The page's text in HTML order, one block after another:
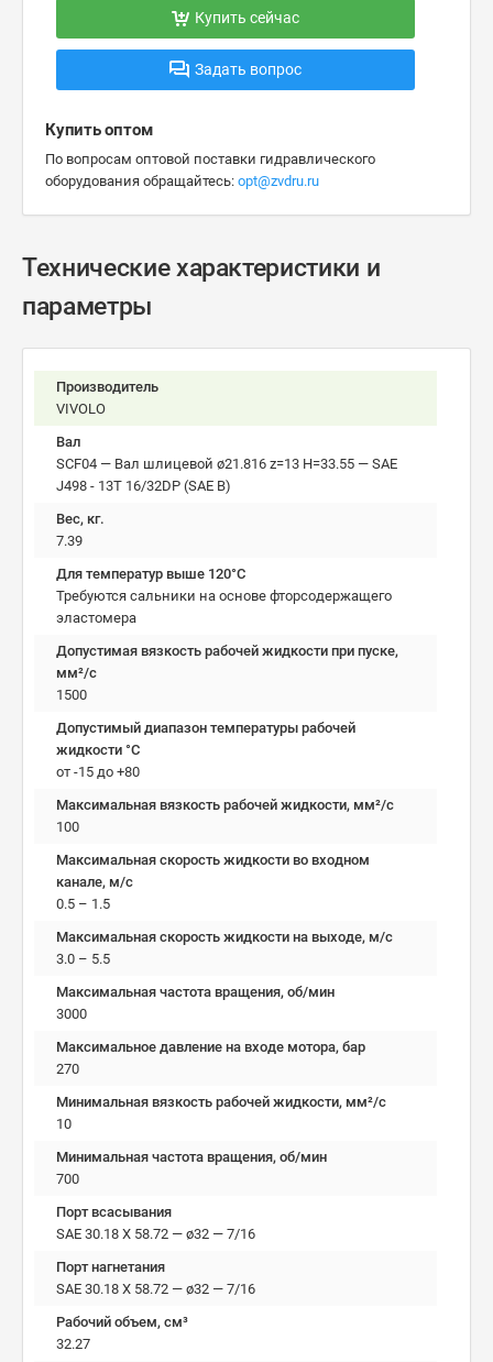
Купить сейчас
Задать вопрос
Купить оптом
По вопросам оптовой поставки гидравлического
оборудования обращайтесь: opt@zvdru.ru
Технические характеристики и
параметры
Производитель
VIVOLO
Вал
SCF04 — Вал шлицевой ø21.816 z=13 H=33.55 — SAE
J498 - 13T 16/32DP (SAE B)
Вес, кг.
7.39
Для температур выше 120°C
Требуются сальники на основе фторсодержащего
эластомера
Допустимая вязкость рабочей жидкости при пуске,
мм²/c
1500
Допустимый диапазон температуры рабочей
жидкости °C
от -15 до +80
Максимальная вязкость рабочей жидкости, мм²/c
100
Максимальная скорость жидкости во входном
канале, м/с
0.5 – 1.5
Максимальная скорость жидкости на выходе, м/с
3.0 – 5.5
Максимальная частота вращения, об/мин
3000
Максимальное давление на входе мотора, бар
270
Минимальная вязкость рабочей жидкости, мм²/c
10
Минимальная частота вращения, об/мин
700
Порт всасывания
SAE 30.18 X 58.72 — ø32 — 7/16
Порт нагнетания
SAE 30.18 X 58.72 — ø32 — 7/16
Рабочий объем, см³
32.27